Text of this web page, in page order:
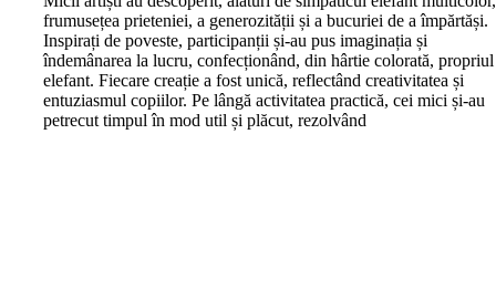
frumusețea prieteniei, a generozității și a bucuriei de a împărtăși.
Inspirați de poveste, participanții și-au pus imaginația și
îndemânarea la lucru, confecționând, din hârtie colorată, propriul
elefant. Fiecare creație a fost unică, reflectând creativitatea și
entuziasmul copiilor. Pe lângă activitatea practică, cei mici și-au
petrecut timpul în mod util și plăcut, rezolvând